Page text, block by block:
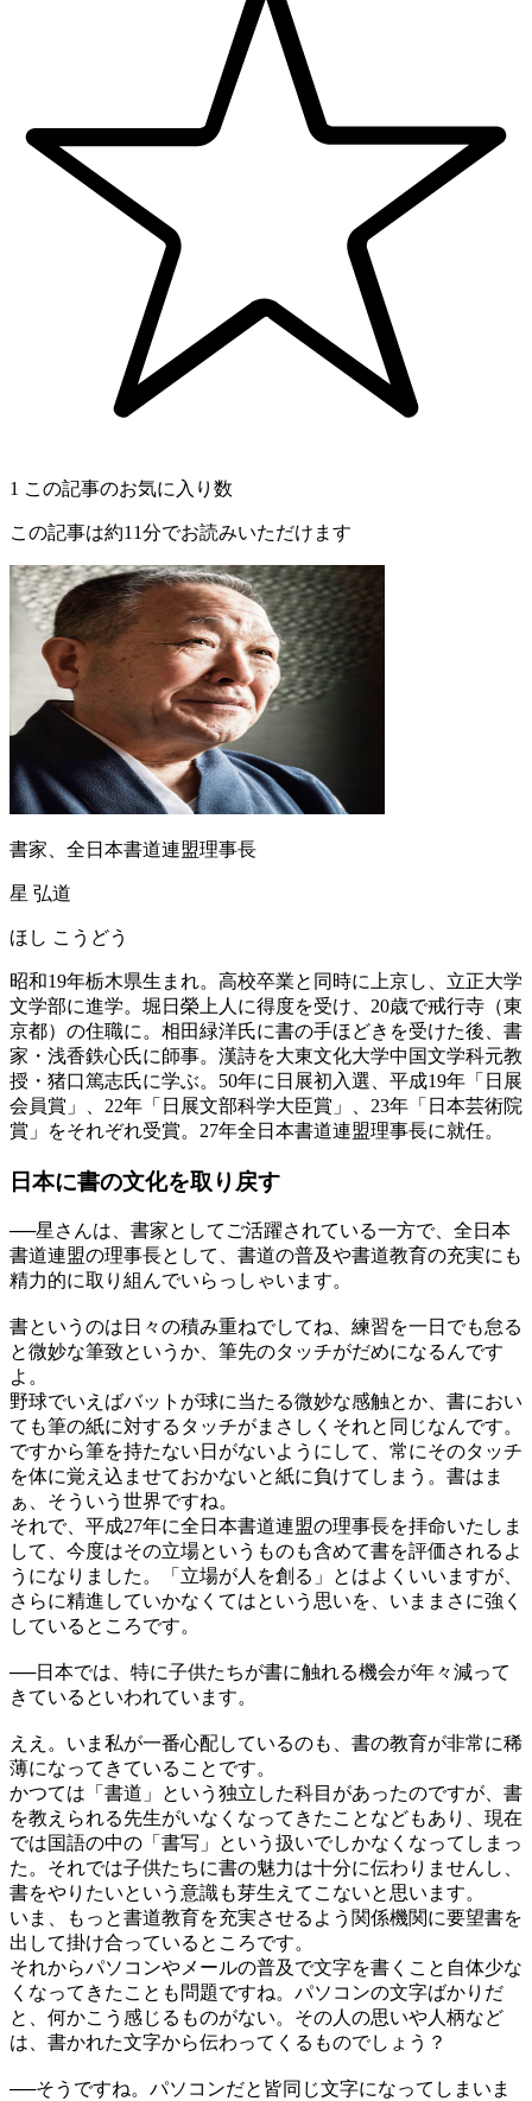
1 この記事のお気に入り数
この記事は約11分でお読みいただけます
書家、全日本書道連盟理事長
星 弘道
ほし こうどう
昭和19年栃木県生まれ。高校卒業と同時に上京し、立正大学
文学部に進学。堀日榮上人に得度を受け、20歳で戒行寺（東
京都）の住職に。相田緑洋氏に書の手ほどきを受けた後、書
家・浅香鉄心氏に師事。漢詩を大東文化大学中国文学科元教
授・猪口篤志氏に学ぶ。50年に日展初入選、平成19年「日展
会員賞」、22年「日展文部科学大臣賞」、23年「日本芸術院
賞」をそれぞれ受賞。27年全日本書道連盟理事長に就任。
日本に書の文化を取り戻す
──星さんは、書家としてご活躍されている一方で、全日本
書道連盟の理事長として、書道の普及や書道教育の充実にも
精力的に取り組んでいらっしゃいます。
書というのは日々の積み重ねでしてね、練習を一日でも怠る
と微妙な筆致というか、筆先のタッチがだめになるんです
よ。
野球でいえばバットが球に当たる微妙な感触とか、書におい
ても筆の紙に対するタッチがまさしくそれと同じなんです。
ですから筆を持たない日がないようにして、常にそのタッチ
を体に覚え込ませておかないと紙に負けてしまう。書はま
ぁ、そういう世界ですね。
それで、平成27年に全日本書道連盟の理事長を拝命いたしま
して、今度はその立場というものも含めて書を評価されるよ
うになりました。「立場が人を創る」とはよくいいますが、
さらに精進していかなくてはという思いを、いままさに強く
しているところです。
──日本では、特に子供たちが書に触れる機会が年々減って
きているといわれています。
ええ。いま私が一番心配しているのも、書の教育が非常に稀
薄になってきていることです。
かつては「書道」という独立した科目があったのですが、書
を教えられる先生がいなくなってきたことなどもあり、現在
では国語の中の「書写」という扱いでしかなくなってしまっ
た。それでは子供たちに書の魅力は十分に伝わりませんし、
書をやりたいという意識も芽生えてこないと思います。
いま、もっと書道教育を充実させるよう関係機関に要望書を
出して掛け合っているところです。
それからパソコンやメールの普及で文字を書くこと自体少な
くなってきたことも問題ですね。パソコンの文字ばかりだ
と、何かこう感じるものがない。その人の思いや人柄など
は、書かれた文字から伝わってくるものでしょう？
──そうですね。パソコンだと皆同じ文字になってしまいま